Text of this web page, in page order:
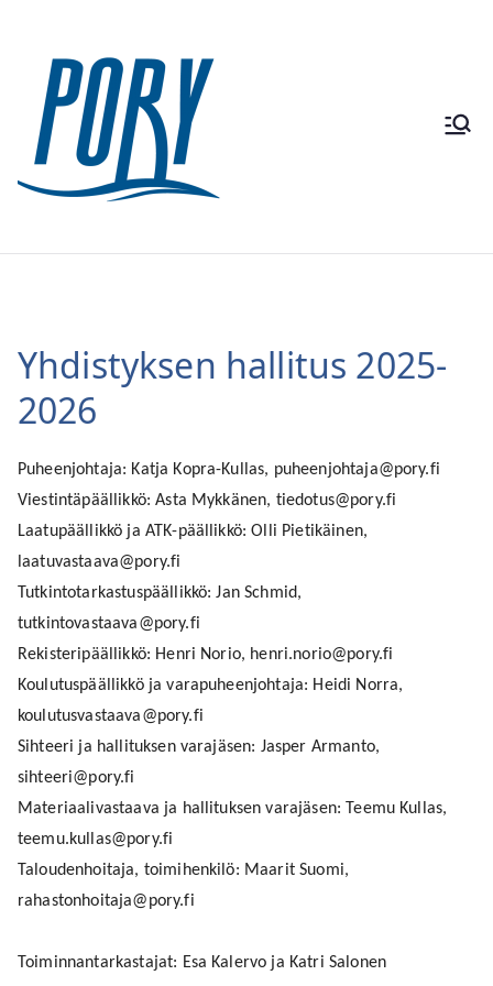
content
Purjehduk
at PORY ry
Yhdistyksen hallitus 2025-
2026
Puheenjohtaja: Katja Kopra-Kullas, puheenjohtaja@pory.fi
Viestintäpäällikkö: Asta Mykkänen, tiedotus@pory.fi
Laatupäällikkö ja ATK-päällikkö: Olli Pietikäinen,
laatuvastaava@pory.fi
Tutkintotarkastuspäällikkö: Jan Schmid,
tutkintovastaava@pory.fi
Rekisteripäällikkö: Henri Norio, henri.norio@pory.fi
Koulutuspäällikkö ja varapuheenjohtaja: Heidi Norra,
koulutusvastaava@pory.fi
Sihteeri ja hallituksen varajäsen: Jasper Armanto,
sihteeri@pory.fi
Materiaalivastaava ja hallituksen varajäsen: Teemu Kullas,
teemu.kullas@pory.fi
Taloudenhoitaja, toimihenkilö: Maarit Suomi,
rahastonhoitaja@pory.fi
Toiminnantarkastajat: Esa Kalervo ja Katri Salonen